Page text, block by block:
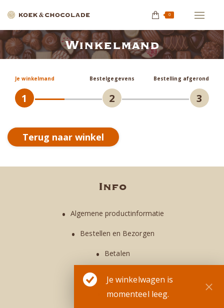
0
Winkelmand
Je bent hier:
Je winkelmand
1
Bestelgegevens
2
Bestelling afgerond
3
Je winkelwagen is
momenteel leeg.
Terug naar winkel
Info
Algemene productinformatie
Bestellen en Bezorgen
Betalen
Klantenservice
Privacy